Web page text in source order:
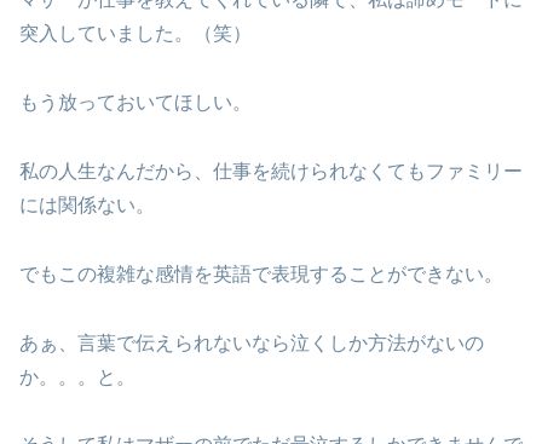
突入していました。（笑）
もう放っておいてほしい。
私の人生なんだから、仕事を続けられなくてもファミリー
には関係ない。
でもこの複雑な感情を英語で表現することができない。
あぁ、言葉で伝えられないなら泣くしか方法がないの
か。。。と。